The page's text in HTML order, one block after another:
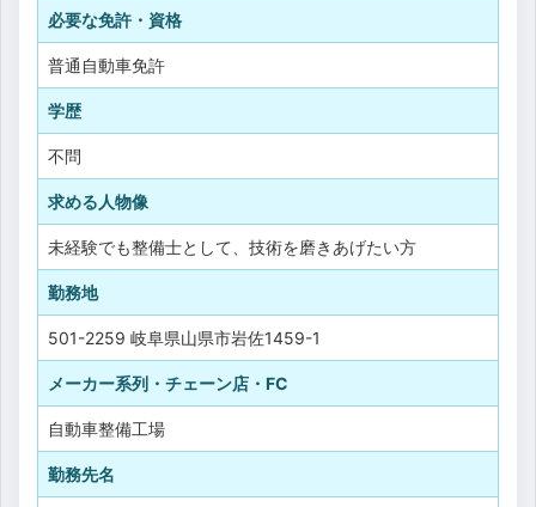
必要な免許・資格
普通自動車免許
学歴
不問
求める人物像
未経験でも整備士として、技術を磨きあげたい方
勤務地
501-2259 岐阜県山県市岩佐1459-1
メーカー系列・チェーン店・FC
自動車整備工場
勤務先名